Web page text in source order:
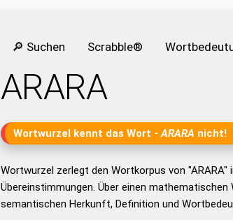
🔎 Suchen Scrabble®
ARARA
Wortwurzel kennt das Wort -ARARA nicht!
Wortwurzel zerlegt den Wortkorpus von
Übereinstimmungen. Über einen
semantischen Herkunft, Definition und